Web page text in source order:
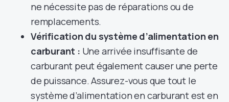
ne nécessite pas de réparations ou de
remplacements.
Vérification du système d’alimentation en
carburant : Une arrivée insuffisante de
carburant peut également causer une perte
de puissance. Assurez-vous que tout le
système d’alimentation en carburant est en